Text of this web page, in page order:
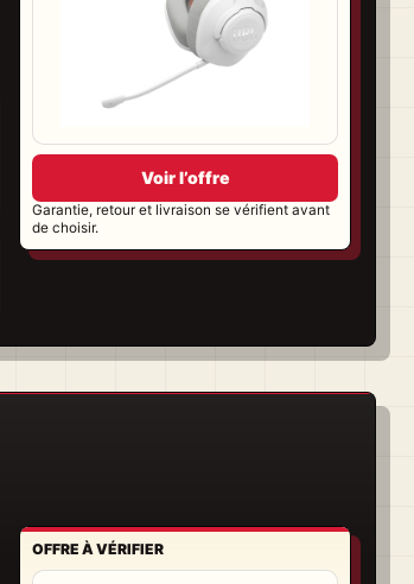
Voir l’offre
Garantie, retour et livraison se vérifient avant
de choisir.
OFFRE À VÉRIFIER